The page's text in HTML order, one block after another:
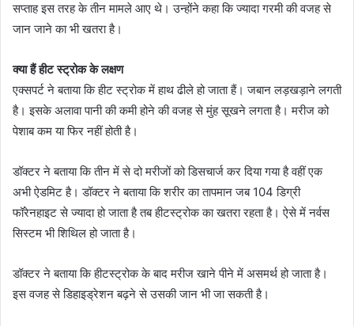
सप्ताह इस तरह के तीन मामले आए थे। उन्होंने कहा कि ज्यादा गरमी की वजह से
जान जाने का भी खतरा है।
क्या हैं हीट स्ट्रोक के लक्षण
एक्सपर्ट ने बताया कि हीट स्ट्रोक में हाथ ढीले हो जाता हैं। जबान लड़खड़ाने लगती
है। इसके अलावा पानी की कमी होने की वजह से मुंह सूखने लगता है। मरीज को
पेशाब कम या फिर नहीं होती है।
डॉक्टर ने बताया कि तीन में से दो मरीजों को डिसचार्ज कर दिया गया है वहीं एक
अभी ऐडमिट है। डॉक्टर ने बताया कि शरीर का तापमान जब 104 डिग्री
फॉरेनहाइट से ज्यादा हो जाता है तब हीटस्ट्रोक का खतरा रहता है। ऐसे में नर्वस
सिस्टम भी शिथिल हो जाता है।
डॉक्टर ने बताया कि हीटस्ट्रोक के बाद मरीज खाने पीने में असमर्थ हो जाता है।
इस वजह से डिहाइड्रेशन बढ़ने से उसकी जान भी जा सकती है।